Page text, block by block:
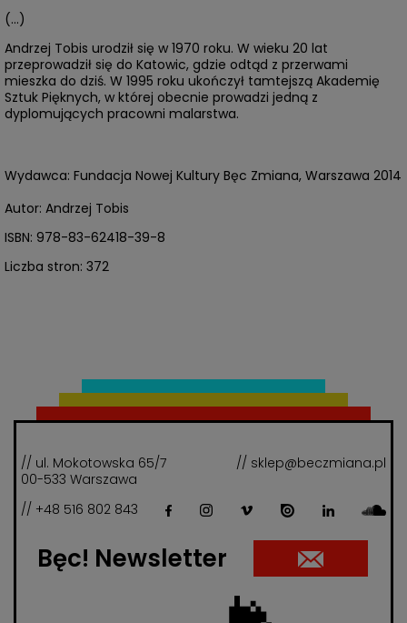
(...)
Andrzej Tobis urodził się w 1970 roku. W wieku 20 lat
przeprowadził się do Katowic, gdzie odtąd z przerwami
mieszka do dziś. W 1995 roku ukończył tamtejszą Akademię
Sztuk Pięknych, w której obecnie prowadzi jedną z
dyplomujących pracowni malarstwa.
Wydawca: Fundacja Nowej Kultury Bęc Zmiana, Warszawa 2014
Autor: Andrzej Tobis
ISBN: 978-83-62418-39-8
Liczba stron: 372
// ul. Mokotowska 65/7
00-533 Warszawa
// sklep@beczmiana.pl
// +48 516 802 843
Bęc! Newsletter